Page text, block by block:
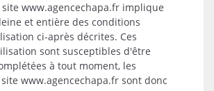
www.agencechapa.fr implique
et entière des conditions
ci-après décrites. Ces
sont susceptibles d'être
à tout moment, les
www.agencechapa.fr sont donc